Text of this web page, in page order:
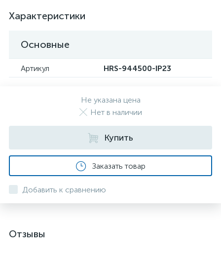
Характеристики
Основные
Артикул HRS-944500-IP23
Не указана цена
Нет в наличии
Купить
Заказать товар
Добавить к сравнению
Отзывы